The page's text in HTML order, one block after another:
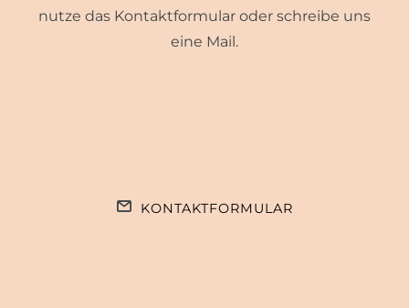
nutze das Kontaktformular oder schreibe uns
eine Mail.
KONTAKTFORMULAR